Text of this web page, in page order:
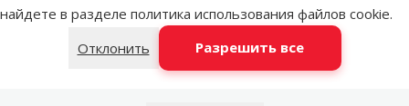
найдете в разделе политика использования файлов cookie.
Отклонить
Разрешить все
Добавить в корзину